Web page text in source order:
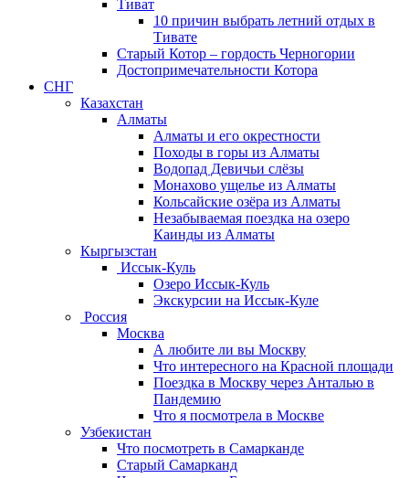
Тиват
10 причин выбрать летний отдых в
Тивате
Старый Котор – гордость Черногории
Достопримечательности Котора
СНГ
Казахстан
Алматы
Алматы и его окрестности
Походы в горы из Алматы
Водопад Девичьи слёзы
Монахово ущелье из Алматы
Кольсайские озёра из Алматы
Незабываемая поездка на озеро
Каинды из Алматы
Кыргызстан
Иссык-Куль
Озеро Иссык-Куль
Экскурсии на Иссык-Куле
Россия
Москва
А любите ли вы Москву
Что интересного на Красной площади
Поездка в Москву через Анталью в
Пандемию
Что я посмотрела в Москве
Узбекистан
Что посмотреть в Самарканде
Старый Самарканд